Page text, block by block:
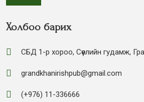
Холбоо барих
СБД 1-р хороо, Сөүлийн гудамж,
grandkhanirishpub@gmail.com
(+976) 11-336666